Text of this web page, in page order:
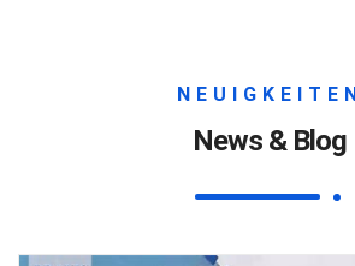
NEUIGKEITEN
News & Blog